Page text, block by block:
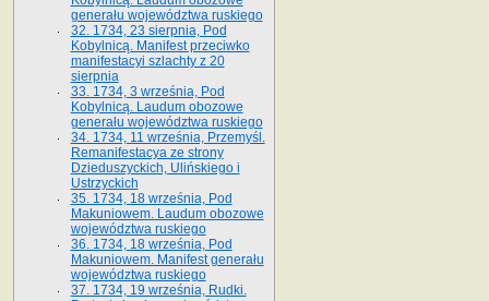
generału województwa ruskiego
32. 1734, 23 sierpnia, Pod
Kobylnicą. Manifest przeciwko
manifestacyi szlachty z 20
sierpnia
33. 1734, 3 września, Pod
Kobylnicą. Laudum obozowe
generału województwa ruskiego
34. 1734, 11 września, Przemyśl.
Remanifestacya ze strony
Dzieduszyckich, Ulińskiego i
Ustrzyckich
35. 1734, 18 września, Pod
Makuniowem. Laudum obozowe
województwa ruskiego
36. 1734, 18 września, Pod
Makuniowem. Manifest generału
województwa ruskiego
37. 1734, 19 września, Rudki.